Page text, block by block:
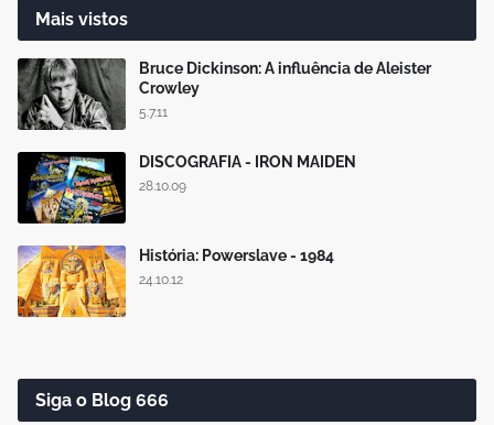
Mais vistos
Bruce Dickinson: A influência de Aleister
Crowley
5.7.11
DISCOGRAFIA - IRON MAIDEN
28.10.09
História: Powerslave - 1984
24.10.12
Siga o Blog 666